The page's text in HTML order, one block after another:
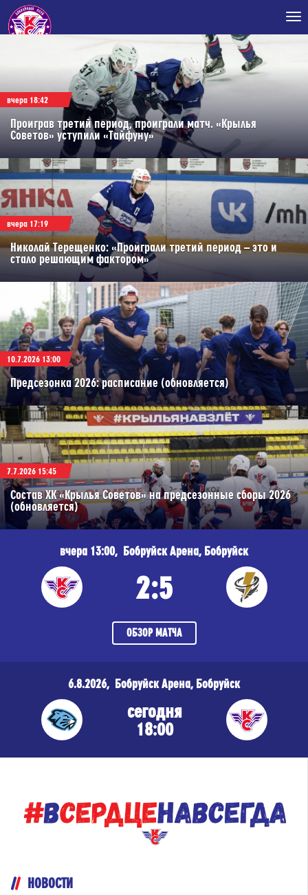
вчера 18:42
Проиграв третий период, проиграли матч. «Крылья
Советов» уступили «Тайфуну»
вчера 17:19
Николай Терещенко: «Проиграли третий период – это и
стало решающим фактором»
10.7.2026 13:00
Предсезонка 2026: расписание (обновляется)
7.7.2026 15:45
Состав ХК «Крылья Советов» на предсезонные сборы 2026
(обновляется)
вчера 13:00, Бобруйск Арена, Бобруйск
2:5
ОБЗОР МАТЧА
6.8.2026, Бобруйск Арена, Бобруйск
сегодня
18:00
НОВОСТИ